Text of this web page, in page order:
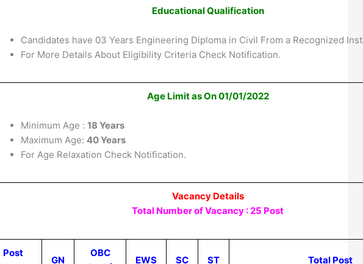
Educational Qualification
Candidates have 03 Years Engineering Diploma in Civil From a Recognized
For More Details About Eligibility Criteria Check Notification.
Age Limit as On 01/01/2022
Minimum Age :18 Years
Maximum Age:40 Years
For Age Relaxation Check Notification.
Vacancy Details
Total Number of Vacancy : 25 Post
Post
GN
OBC
EWS SC ST Total Post